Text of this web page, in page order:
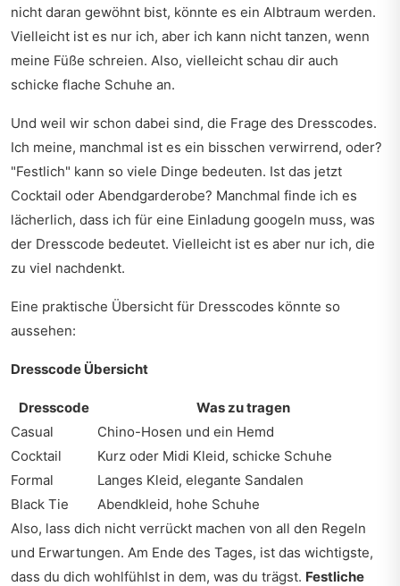
nicht daran gewöhnt bist, könnte es ein Albtraum werden.
Vielleicht ist es nur ich, aber ich kann nicht tanzen, wenn
meine Füße schreien. Also, vielleicht schau dir auch
schicke flache Schuhe an.
Und weil wir schon dabei sind, die Frage des Dresscodes.
Ich meine, manchmal ist es ein bisschen verwirrend, oder?
"Festlich" kann so viele Dinge bedeuten. Ist das jetzt
Cocktail oder Abendgarderobe? Manchmal finde ich es
lächerlich, dass ich für eine Einladung googeln muss, was
der Dresscode bedeutet. Vielleicht ist es aber nur ich, die
zu viel nachdenkt.
Eine praktische Übersicht für Dresscodes könnte so
aussehen:
Dresscode Übersicht
Dresscode
Was zu tragen
Casual
Chino-Hosen und ein Hemd
Cocktail
Kurz oder Midi Kleid, schicke Schuhe
Formal
Langes Kleid, elegante Sandalen
Black Tie
Abendkleid, hohe Schuhe
Also, lass dich nicht verrückt machen von all den Regeln
und Erwartungen. Am Ende des Tages, ist das wichtigste,
dass du dich wohlfühlst in dem, was du trägst. Festliche